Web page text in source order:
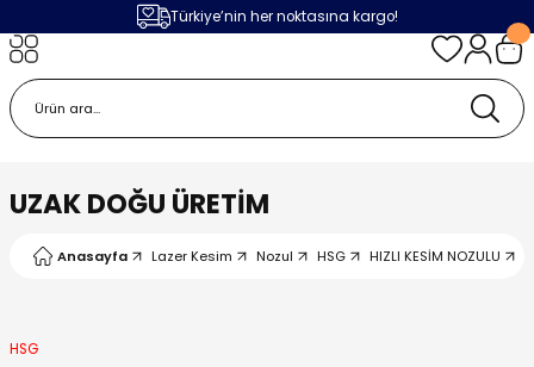
Türkiye’nin her noktasına kargo!
UZAK DOĞU ÜRETİM
Anasayfa Lazer Kesim Nozul HSG HIZLI KESİM NOZULU
HSG
Geri Dön
Geri Dön
Geri Dön
Geri Dön